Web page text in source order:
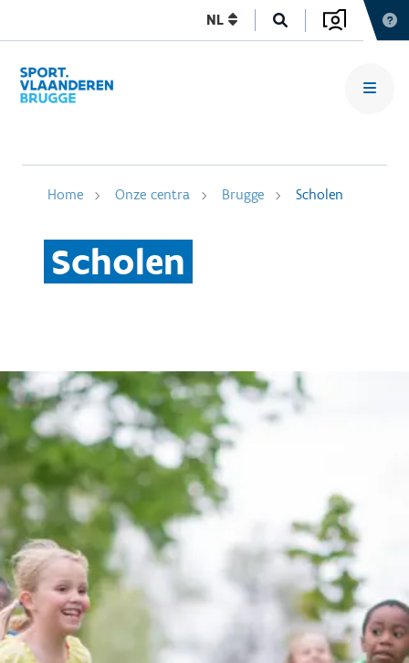
NL
Home Onze centra Brugge Scholen
Scholen